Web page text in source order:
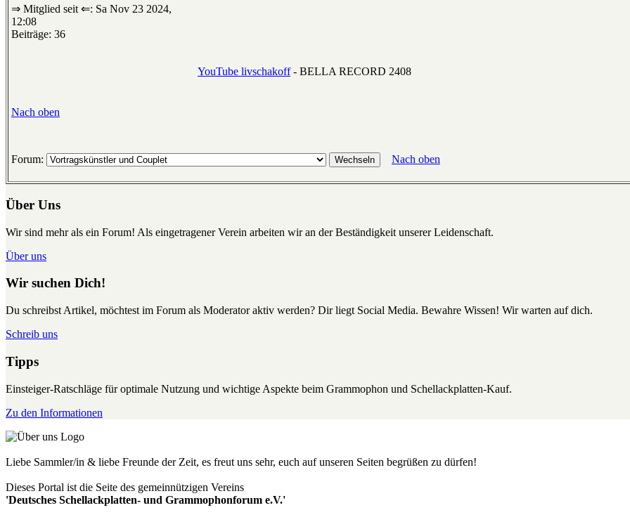
⇒ Mitglied seit ⇐: Sa Nov 23 2024,
12:08
Beiträge: 36
YouTube livschakoff- BELLA RECORD 2408
Nach oben
Forum: Nach oben
Über Uns
Wir sind mehr als ein Forum! Als eingetragener Verein arbeiten wir an der Beständigkeit unserer Leidenschaft.
Über uns
Wir suchen Dich!
Du schreibst Artikel, möchtest im Forum als Moderator aktiv werden? Dir liegt Social Media. Bewahre Wissen! Wir warten auf dich.
Schreib uns
Tipps
Einsteiger-Ratschläge für optimale Nutzung und wichtige Aspekte beim Grammophon und Schellackplatten-Kauf.
Zu den Informationen
Liebe Sammler/in & liebe Freunde der Zeit, es freut uns sehr, euch auf unseren Seiten begrüßen zu dürfen!
Dieses Portal ist die Seite des gemeinnützigen Vereins
'Deutsches Schellackplatten- und Grammophonforum e.V.'